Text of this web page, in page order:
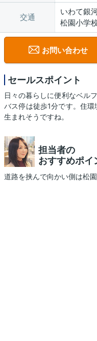
交通
いわて銀
松園小学
お問い合わせ
セールスポイント
日々の暮らしに便利なベル
バス停は徒歩1分です。住
生まれそうですね。
担当者の
おすすめポイ
道路を挟んで向かい側は松